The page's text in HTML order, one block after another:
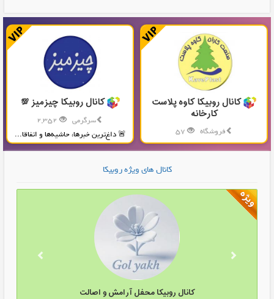
کانال روبیکا کاوه پلاست
کارخانه
فروشگاه
تولید و پخش محصولات پلاستیکی...
کانال روبیکا چیزمیز 💯
سرگرمی
🚨 داغ‌ترین خبرها، حاشیه‌ها و اتفاقا...
کانال های ویژه روبیکا
کانال روبیکا محفل آرامش و اصالت